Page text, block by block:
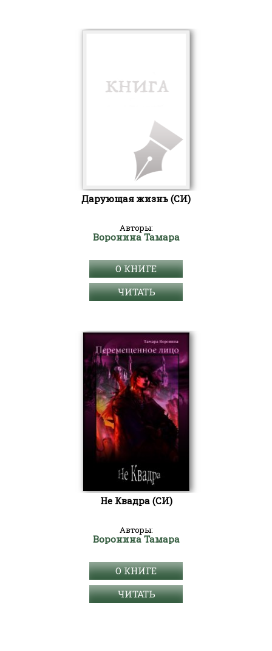
Дарующая жизнь (СИ)
Авторы:
Воронина Тамара
О КНИГЕ
ЧИТАТЬ
Не Квадра (СИ)
Авторы:
Воронина Тамара
О КНИГЕ
ЧИТАТЬ